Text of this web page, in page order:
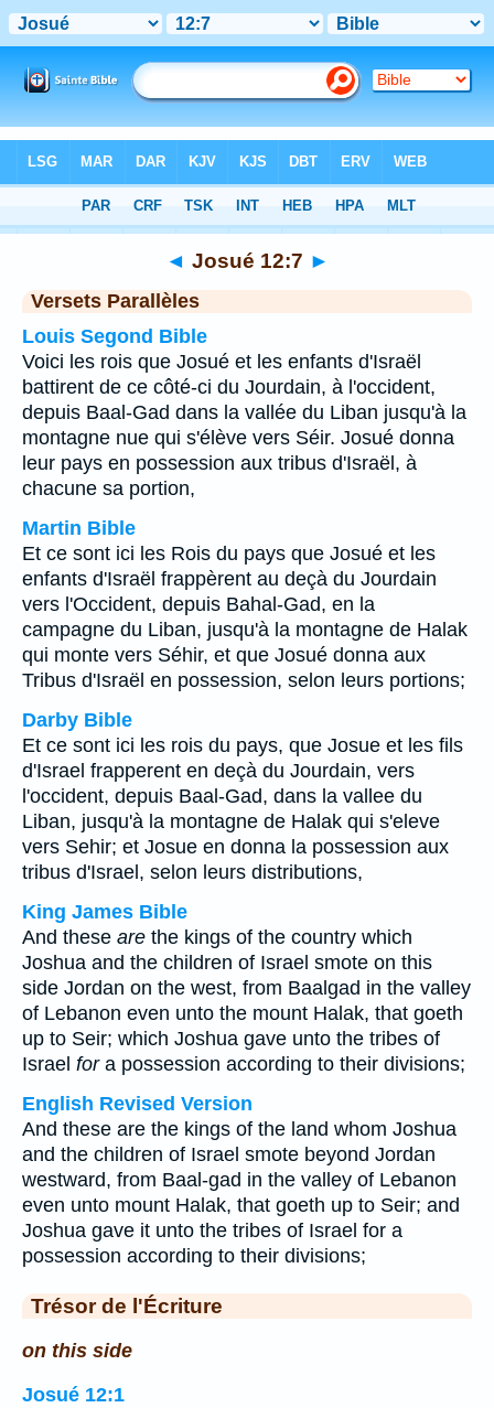
Chapitre 12> Verset 7
◄ Josué 12:7 ►
Versets Parallèles
Louis Segond Bible
Voici les rois que Josué et les enfants d'Israël
battirent de ce côté-ci du Jourdain, à l'occident,
depuis Baal-Gad dans la vallée du Liban jusqu'à la
montagne nue qui s'élève vers Séir. Josué donna
leur pays en possession aux tribus d'Israël, à
chacune sa portion,
Martin Bible
Et ce sont ici les Rois du pays que Josué et les
enfants d'Israël frappèrent au deçà du Jourdain
vers l'Occident, depuis Bahal-Gad, en la
campagne du Liban, jusqu'à la montagne de Halak
qui monte vers Séhir, et que Josué donna aux
Tribus d'Israël en possession, selon leurs portions;
Darby Bible
Et ce sont ici les rois du pays, que Josue et les fils
d'Israel frapperent en deçà du Jourdain, vers
l'occident, depuis Baal-Gad, dans la vallee du
Liban, jusqu'à la montagne de Halak qui s'eleve
vers Sehir; et Josue en donna la possession aux
tribus d'Israel, selon leurs distributions,
King James Bible
And these are the kings of the country which
Joshua and the children of Israel smote on this
side Jordan on the west, from Baalgad in the valley
of Lebanon even unto the mount Halak, that goeth
up to Seir; which Joshua gave unto the tribes of
Israel fora possession according to their divisions;
English Revised Version
And these are the kings of the land whom Joshua
and the children of Israel smote beyond Jordan
westward, from Baal-gad in the valley of Lebanon
even unto mount Halak, that goeth up to Seir; and
Joshua gave it unto the tribes of Israel for a
possession according to their divisions;
Trésor de l'Écriture
on this side
Josué 12:1